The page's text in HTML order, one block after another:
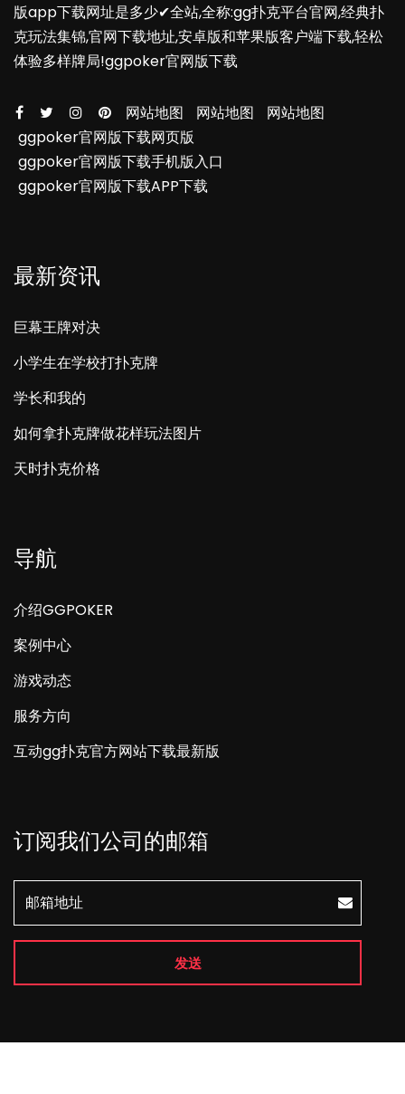
版app下载网址是多少✔全站,全称:gg扑克平台官网,经典扑
克玩法集锦,官网下载地址,安卓版和苹果版客户端下载,轻松
体验多样牌局!ggpoker官网版下载
网站地图 网站地图
网站地图
ggpoker官网版下载网页版
ggpoker官网版下载手机版入口
ggpoker官网版下载APP下载
最新资讯
巨幕王牌对决
小学生在学校打扑克牌
学长和我的
如何拿扑克牌做花样玩法图片
天时扑克价格
导航
介绍GGPOKER
案例中心
游戏动态
服务方向
互动gg扑克官方网站下载最新版
订阅我们公司的邮箱
发送